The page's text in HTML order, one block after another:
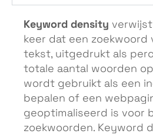
Keyword density
keer dat een zoekwoord
tekst, uitgedrukt als
totale aantal woorden
wordt gebruikt als een
bepalen of een
geoptimaliseerd is voor
zoekwoorden. Keyword